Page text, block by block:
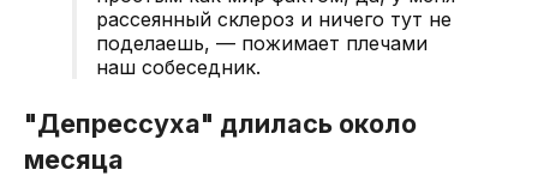
рассеянный склероз и ничего тут не
поделаешь, — пожимает плечами
наш собеседник.
"Депрессуха" длилась около
месяца